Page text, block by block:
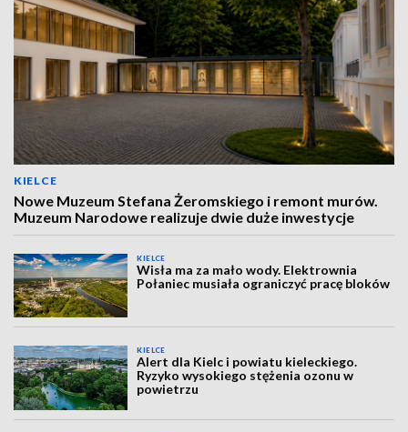
KIELCE
Nowe Muzeum Stefana Żeromskiego i remont murów.
Muzeum Narodowe realizuje dwie duże inwestycje
KIELCE
Wisła ma za mało wody. Elektrownia
Połaniec musiała ograniczyć pracę bloków
KIELCE
Alert dla Kielc i powiatu kieleckiego.
Ryzyko wysokiego stężenia ozonu w
powietrzu